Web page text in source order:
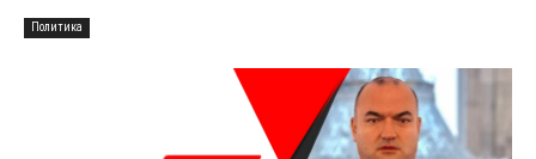
Политика